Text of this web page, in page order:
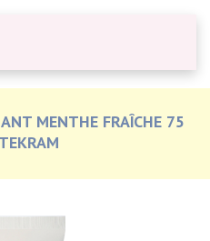
MENTHE FRAÎCHE 75